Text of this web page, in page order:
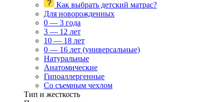
Как выбрать детский матрас?
Для новорожденных
0 — 3 года
3 — 12 лет
10 — 18 лет
0 — 16 лет (универсальные)
Натуральные
Анатомические
Гипоаллергенные
Со съемным чехлом
Тип и жесткость